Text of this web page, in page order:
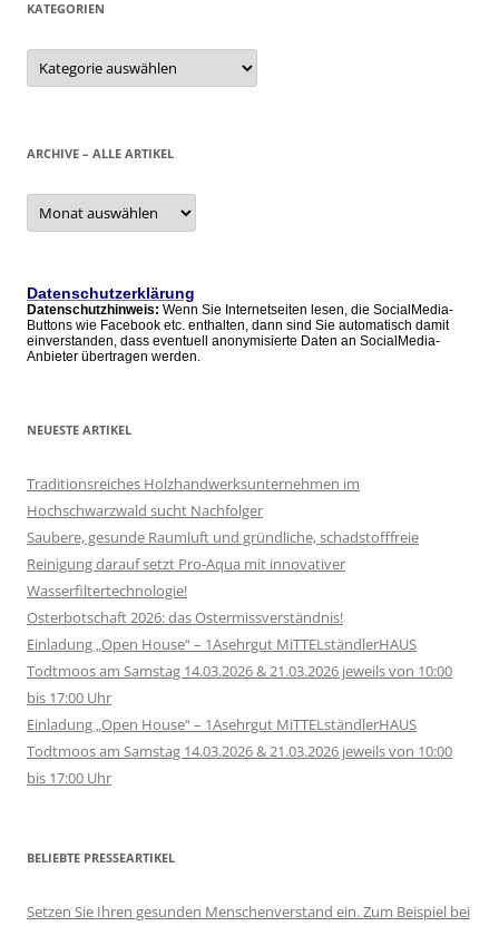
KATEGORIEN
Kategorien
ARCHIVE – ALLE ARTIKEL
Archive
alle
Datenschutzerklärung
Datenschutzhinweis: Wenn Sie Internetseiten lesen, die SocialMedia-
Buttons wie Facebook etc. enthalten, dann sind Sie automatisch damit
einverstanden, dass eventuell anonymisierte Daten an SocialMedia-
Anbieter übertragen werden.
NEUESTE ARTIKEL
Traditionsreiches Holzhandwerksunternehmen im
Hochschwarzwald sucht Nachfolger
Saubere, gesunde Raumluft und gründliche, schadstofffreie
Reinigung darauf setzt Pro-Aqua mit innovativer
Wasserfiltertechnologie!
Osterbotschaft 2026: das Ostermissverständnis!
Einladung „Open House“ – 1Asehrgut MiTTELständlerHAUS
Todtmoos am Samstag 14.03.2026 & 21.03.2026 jeweils von 10:00
bis 17:00 Uhr
Einladung „Open House“ – 1Asehrgut MiTTELständlerHAUS
Todtmoos am Samstag 14.03.2026 & 21.03.2026 jeweils von 10:00
bis 17:00 Uhr
BELIEBTE PRESSEARTIKEL
Setzen Sie Ihren gesunden Menschenverstand ein. Zum Beispiel bei